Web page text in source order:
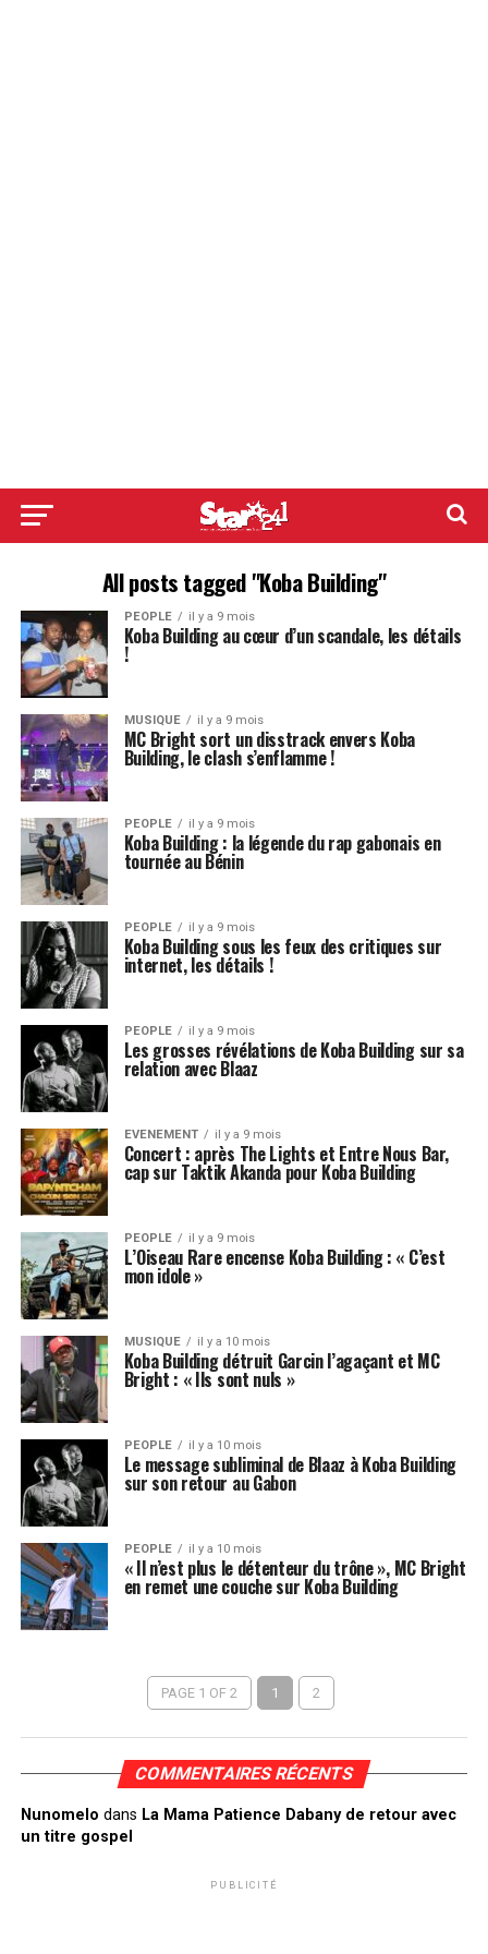
All posts tagged "Koba Building"
PEOPLE il y a 9 mois
Koba Building au cœur d’un scandale, les détails
!
MUSIQUE il y a 9 mois
MC Bright sort un disstrack envers Koba
Building, le clash s’enflamme !
PEOPLE il y a 9 mois
Koba Building : la légende du rap gabonais en
tournée au Bénin
PEOPLE il y a 9 mois
Koba Building sous les feux des critiques sur
internet, les détails !
PEOPLE il y a 9 mois
Les grosses révélations de Koba Building sur sa
relation avec Blaaz
EVENEMENT il y a 9 mois
Concert : après The Lights et Entre Nous Bar,
cap sur Taktik Akanda pour Koba Building
PEOPLE il y a 9 mois
L’Oiseau Rare encense Koba Building : « C’est
mon idole »
MUSIQUE il y a 10 mois
Koba Building détruit Garcin l’agaçant et MC
Bright : « Ils sont nuls »
PEOPLE il y a 10 mois
Le message subliminal de Blaaz à Koba Building
sur son retour au Gabon
PEOPLE il y a 10 mois
« Il n’est plus le détenteur du trône », MC Bright
en remet une couche sur Koba Building
PAGE 1 OF 2 1 2
COMMENTAIRES RÉCENTS
Nunomelo dans La Mama Patience Dabany de retour avec
un titre gospel
PUBLICITÉ